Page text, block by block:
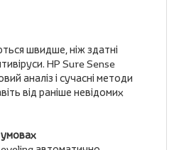
швидше, ніж здатні
HP Sure Sense
аналіз і сучасні методи
від раніше невідомих
умовах